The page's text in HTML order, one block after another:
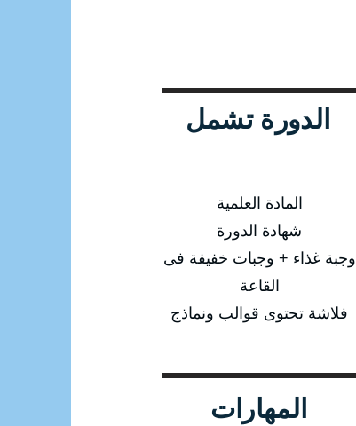
الدورة تشمل
المادة العلمية
شهادة الدورة
وجبة غذاء + وجبات خفيفة فى
القاعة
فلاشة تحتوى قوالب ونماذج
المهارات